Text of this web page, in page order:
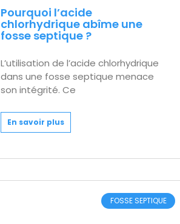
Pourquoi l’acide
chlorhydrique abîme une
fosse septique ?
L’utilisation de l’acide chlorhydrique
dans une fosse septique menace
son intégrité. Ce
En savoir plus
FOSSE SEPTIQUE